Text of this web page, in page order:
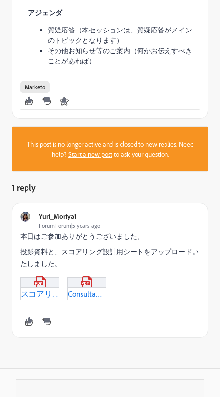
アジェンダ
質疑応答（本セッションは、質疑応答がメイン
のトピックとなります）
その他お知らせ等のご案内（何かお伝えすべき
ことがあれば）
Marketo
This post is no longer active and is closed to new replies. Need
help?Start a new postto ask your question.
1 reply
Yuri_Moriya1
Forum|Forum|5 years ago
本日はご参加ありがとうございました。
投影資料と、スコアリング設計用シートをアップロードい
たしました。
スコアリング設計テンプレート.pdf Consultant_Office_Hour_2021-03-09.pdf